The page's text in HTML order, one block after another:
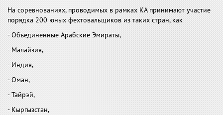
На соревнованиях, проводимых в рамках КА принимают участие
порядка 200 юных фехтовальщиков из таких стран, как
- Объединенные Арабские Эмираты,
- Малайзия,
- Индия,
- Оман,
- Тайрэй,
- Кыргызстан,